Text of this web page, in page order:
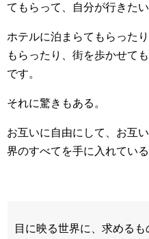
てもらって、自分が行きた
ホテルに泊まらてもらった
もらったり、街を歩かせて
です。
それに驚きもある。
お互いに自由にして、お互
界のすべてを手に入れてい
目に映る世界に、求める